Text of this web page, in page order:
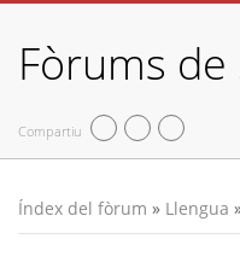
Fòrums de
Compartiu
Índex del fòrum » Llengua »